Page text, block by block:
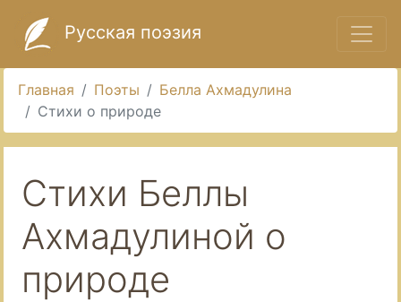
Русская поэзия
Главная Поэты
Белла Ахмадулина
Стихи о природе
Стихи Беллы
Ахмадулиной о
природе